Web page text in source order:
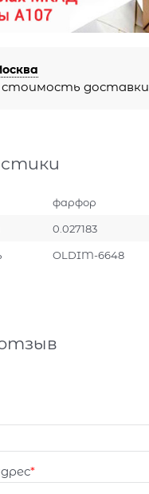
доставки
фарфор
0.027183
OLDIM-6648